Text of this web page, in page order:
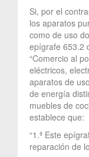
Si, por el
los aparatos
como de uso
epígrafe 653.2
“Comercio al
eléctricos,
aparatos de
de energía
muebles de
establece que:
“1.ª Este
reparación de